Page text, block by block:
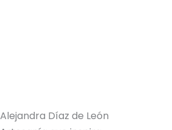
Alejandra Díaz de León